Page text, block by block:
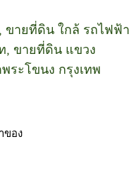
ายที่ดิน ใกล้ รถไฟฟ้า
, ขายที่ดิน แขวง
ระโขนง กรุงเทพ
ของ